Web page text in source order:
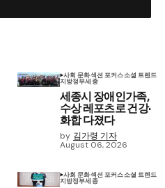
사회 문화섹션 포커스소셜 트렌드
지방정부세종
세종시 장애인가족,
수상 레포츠로 건강·
화합 다졌다
by 김가령 기자
August 06, 2026
사회 문화섹션 포커스소셜 트렌드
지방정부세종